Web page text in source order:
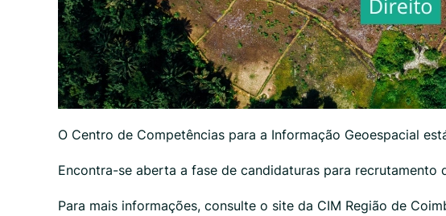
O Centro de Competências para a Informação Geoespacial
Encontra-se aberta a fase de candidaturas para recrutamento
Para mais informações, consulte o site da CIM Região de